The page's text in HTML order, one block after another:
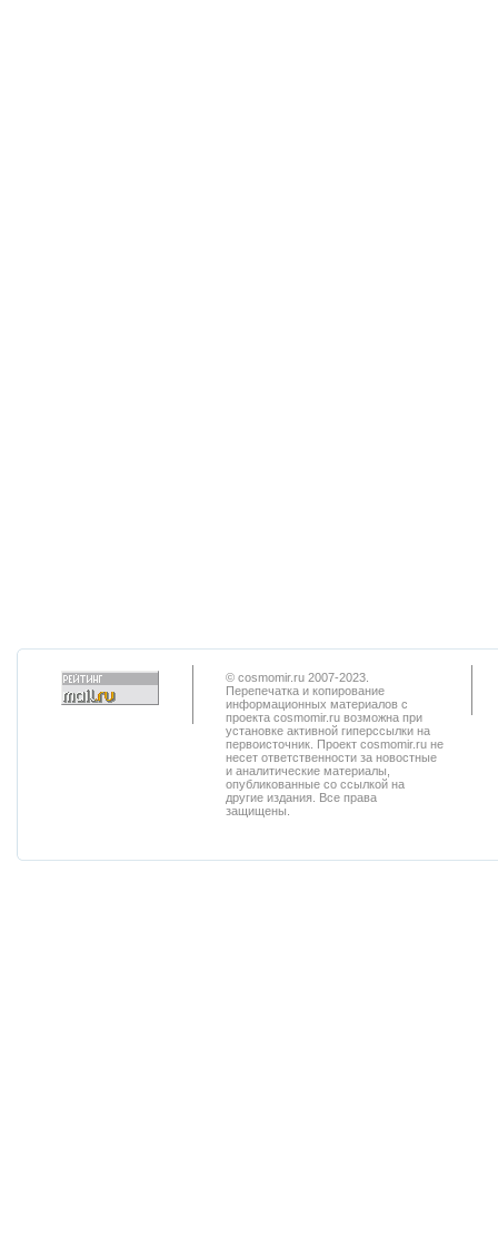
© cosmomir.ru 2007-2023.
Перепечатка и копирование
информационных материалов с
проекта cosmomir.ru возможна при
установке активной гиперссылки на
первоисточник. Проект cosmomir.ru не
несет ответственности за новостные
и аналитические материалы,
опубликованные со ссылкой на
другие издания. Все права
защищены.